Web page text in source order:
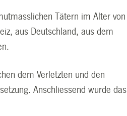
Tätern im Alter von
aus Deutschland, aus dem
dem Verletzten und den
Anschliessend wurde das